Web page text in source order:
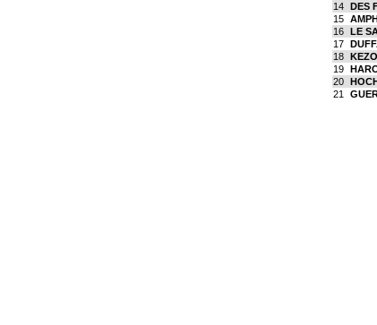
14
DES
15
16
LE
17
18
19
20
21